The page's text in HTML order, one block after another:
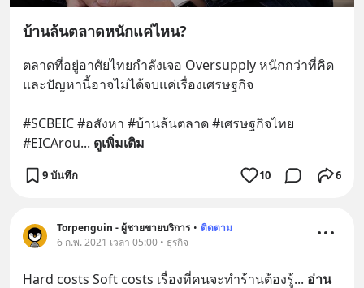
บ้านล้นตลาดหนักแค่ไหน?
ตลาดที่อยู่อาศัยไทยกำลังเจอ Oversupply หนักกว่าที่คิด
และปัญหานี้อาจไม่ได้จบแค่เรื่องเศรษฐกิจ
#SCBEIC #อสังหา #บ้านล้นตลาด #เศรษฐกิจไทย
#EICArou... ดูเพิ่มเติม
9 บันทึก 10 6
Torpenguin - ผู้ชายขายบริการ • ติดตาม
6 ก.พ. 2021 เวลา 05:00 • ธุรกิจ
Hard costs Soft costs เรื่องที่คนจะทำร้านต้องรู้... อ่าน